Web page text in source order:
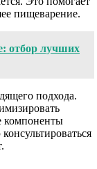
пищеварение.
отбор лучших
подхода.
компоненты